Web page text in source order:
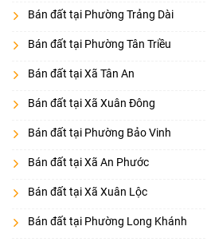
Bán đất tại Phường Trảng Dài
Bán đất tại Phường Tân Triều
Bán đất tại Xã Tân An
Bán đất tại Xã Xuân Đông
Bán đất tại Phường Bảo Vinh
Bán đất tại Xã An Phước
Bán đất tại Xã Xuân Lộc
Bán đất tại Phường Long Khánh